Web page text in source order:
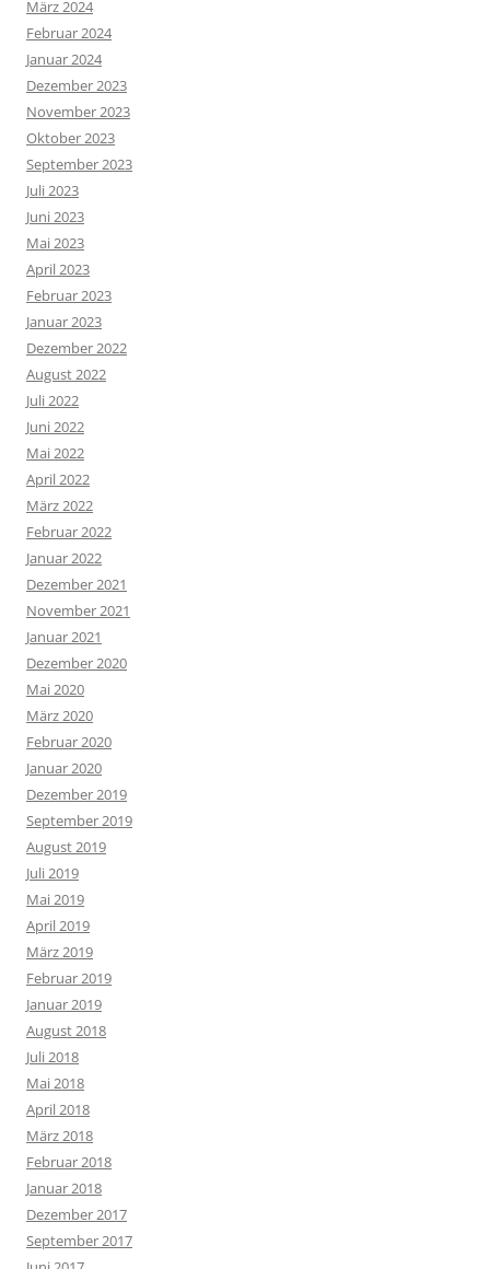
März 2024
Februar 2024
Januar 2024
Dezember 2023
November 2023
Oktober 2023
September 2023
Juli 2023
Juni 2023
Mai 2023
April 2023
Februar 2023
Januar 2023
Dezember 2022
August 2022
Juli 2022
Juni 2022
Mai 2022
April 2022
März 2022
Februar 2022
Januar 2022
Dezember 2021
November 2021
Januar 2021
Dezember 2020
Mai 2020
März 2020
Februar 2020
Januar 2020
Dezember 2019
September 2019
August 2019
Juli 2019
Mai 2019
April 2019
März 2019
Februar 2019
Januar 2019
August 2018
Juli 2018
Mai 2018
April 2018
März 2018
Februar 2018
Januar 2018
Dezember 2017
September 2017